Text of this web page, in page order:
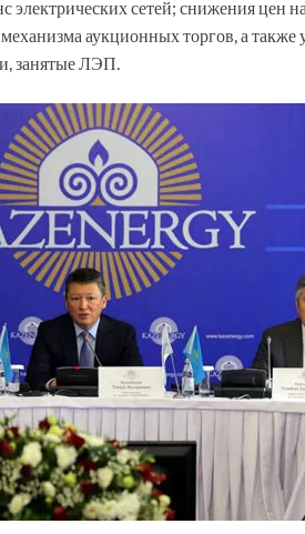
электрических сетей; снижения цен
аукционных торгов, а
занятые ЛЭП.